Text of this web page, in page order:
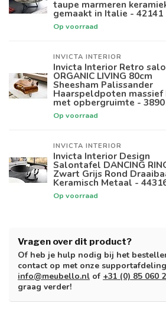
taupe marmeren
gemaakt in Italie - 42141
Op voorraad
INVICTA INTERIOR
Invicta Interior Retro
ORGANIC LIVING 80cm
Sheesham Palissander
Haarspeldpoten massief
met opbergruimte -
Op voorraad
INVICTA INTERIOR
Invicta Interior Design
Salontafel DANCING
Zwart Grijs Rond
Keramisch Metaal -
Op voorraad
Vragen over dit product?
Of heb je hulp nodig bij het
contact op met onze
info@meubello.nl of +31 (0) 85 060
graag verder!